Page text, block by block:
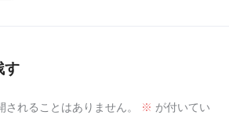
す
されることはありません。 ※ が付いてい